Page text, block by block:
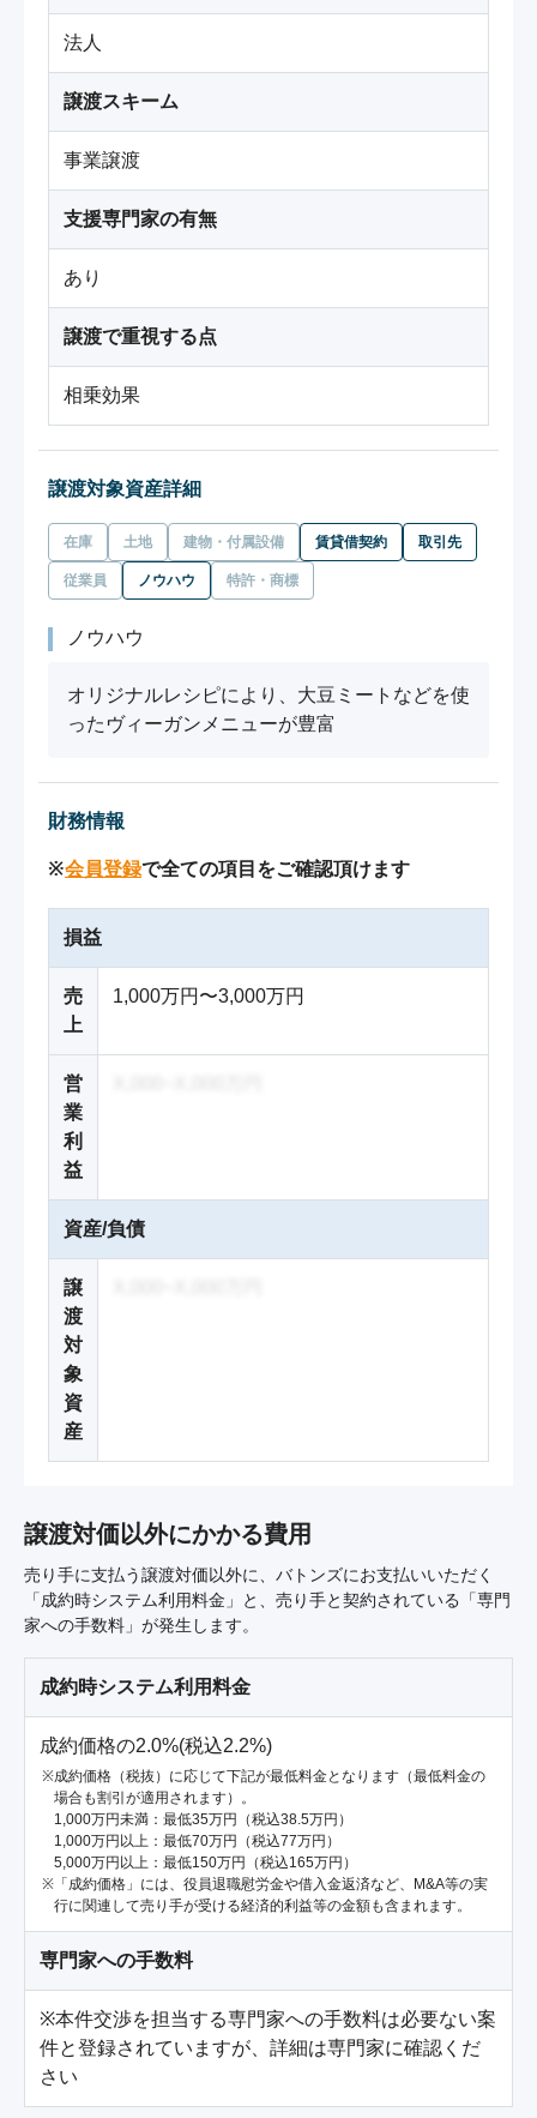
法人
譲渡スキーム
事業譲渡
支援専門家の有無
あり
譲渡で重視する点
相乗効果
譲渡対象資産詳細
在庫 土地 建物・付属設備 賃貸借契約 取引先
従業員 ノウハウ 特許・商標
ノウハウ
オリジナルレシピにより、大豆ミートなどを使
ったヴィーガンメニューが豊富
財務情報
※会員登録で全ての項目をご確認頂けます
損益
売
上
1,000万円〜3,000万円
営
業
利
益
資産/負債
譲
渡
対
象
資
産
譲渡対価以外にかかる費用
売り手に支払う譲渡対価以外に、バトンズにお支払いいただく
「成約時システム利用料金」と、売り手と契約されている「専門
家への手数料」が発生します。
成約時システム利用料金
成約価格の2.0%(税込2.2%)
成約価格（税抜）に応じて下記が最低料金となります（最低料金の
場合も割引が適用されます）。
1,000万円未満：最低35万円（税込38.5万円）
1,000万円以上：最低70万円（税込77万円）
5,000万円以上：最低150万円（税込165万円）
「成約価格」には、役員退職慰労金や借入金返済など、M&A等の実
行に関連して売り手が受ける経済的利益等の金額も含まれます。
専門家への手数料
※本件交渉を担当する専門家への手数料は必要ない案
件と登録されていますが、詳細は専門家に確認くだ
さい